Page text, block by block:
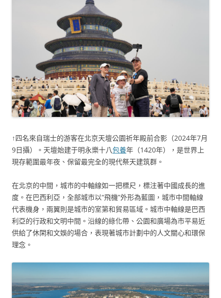
↑四名來自瑞士的游客在北京天壇公園祈年殿前合影（2024年7月
9日攝）。天壇始建于明永樂十八包養年（1420年），是世界上
現存範圍最年夜、保留最完全的現代祭天建筑群。
在北京的中間，城市的中軸線如一把標尺，標注著中國成長的進
度。在巴西利亞，全部城市以“飛機”外形為藍圖，城市中間軸線
代表機身，兩翼則是城市的室第和貿易區域。城市中軸線是巴西
利亞的行政和文明中間。沿線的綠化帶、公園和廣場為市平易近
供給了休閑和文娛的場合，表現著城市計劃中的人文關心和環保
理念。